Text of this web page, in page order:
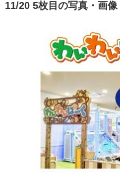
11/20 5枚目の写真・画像